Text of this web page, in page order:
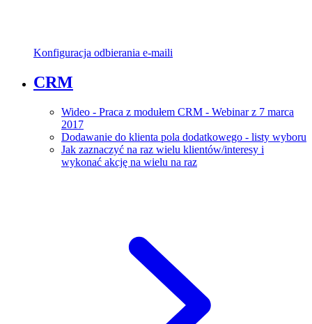
Konfiguracja odbierania e-maili
CRM
Wideo - Praca z modułem CRM - Webinar z 7 marca
2017
Dodawanie do klienta pola dodatkowego - listy wyboru
Jak zaznaczyć na raz wielu klientów/interesy i
wykonać akcję na wielu na raz